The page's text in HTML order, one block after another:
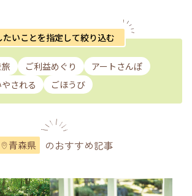
たいことを指定して絞り込む
ご利益めぐり
アートさんぽ
やされる ごほうび
青森県 のおすすめ記事